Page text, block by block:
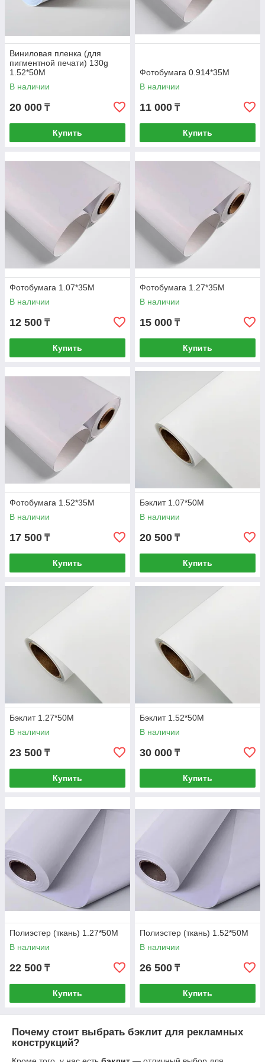
Виниловая пленка (для
пигментной печати) 130g
1.52*50M
В наличии
20 000 ₸
Купить
Фотобумага 0.914*35M
В наличии
11 000 ₸
Купить
Фотобумага 1.07*35M
В наличии
12 500 ₸
Купить
Фотобумага 1.27*35M
В наличии
15 000 ₸
Купить
Фотобумага 1.52*35M
В наличии
17 500 ₸
Купить
Бэклит 1.07*50M
В наличии
20 500 ₸
Купить
Бэклит 1.27*50M
В наличии
23 500 ₸
Купить
Бэклит 1.52*50M
В наличии
30 000 ₸
Купить
Полиэстер (ткань) 1.27*50M
В наличии
22 500 ₸
Купить
Полиэстер (ткань) 1.52*50M
В наличии
26 500 ₸
Купить
Почему стоит выбрать бэклит для рекламных
конструкций?